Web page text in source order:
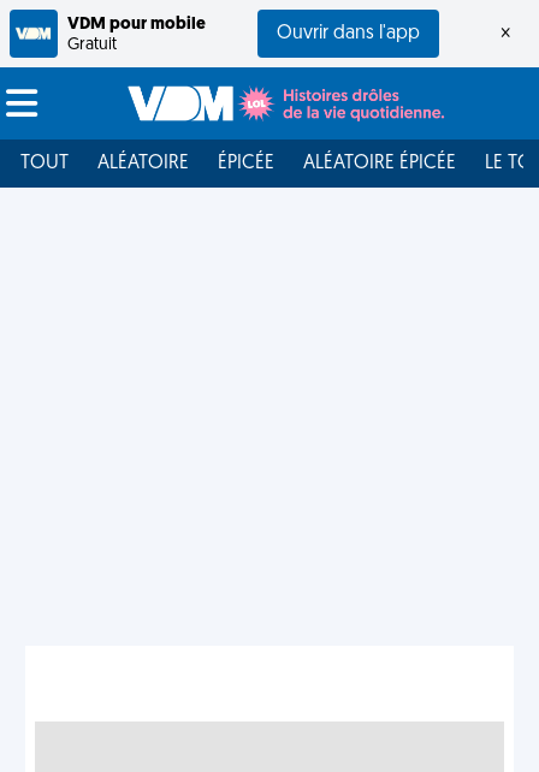
VDM pour mobile
Gratuit
Ouvrir dans l'app ×
TOUT ALÉATOIRE ÉPICÉE ALÉATOIRE ÉPICÉE LE